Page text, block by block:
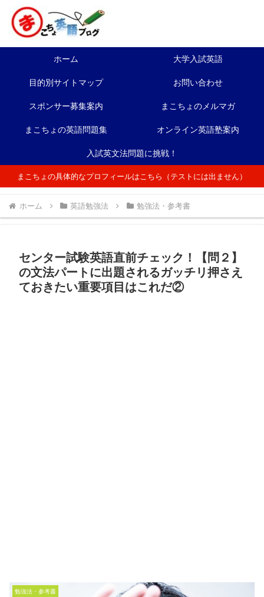
ホーム 大学入試英語
目的別サイトマップ お問い合わせ
スポンサー募集案内 まこちょのメルマガ
まこちょの英語問題集 オンライン英語塾案内
入試英文法問題に挑戦！
まこちょの具体的なプロフィールはこちら（テストには出ません）
ホーム 英語勉強法 勉強法・参考書
センター試験英語直前チェック！【問２】
の文法パートに出題されるガッチリ押さえ
ておきたい重要項目はこれだ②
勉強法・参考書